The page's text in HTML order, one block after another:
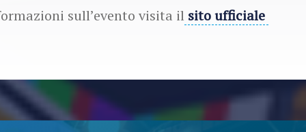
sull’evento visita il sito ufficiale